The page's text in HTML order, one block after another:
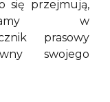
się przejmują,
w
prasowy
swojego